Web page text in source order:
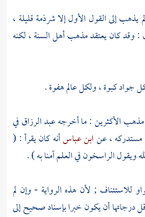
يذهب إلى القول الأول إلا شرذمة قليلة ،
: وقد كان يعتقد مذهب أهل السنة ، لكنه
جواد كبوة ، ولكل عالم هفوة .
الأكثرين : ما أخرجهعبد الرزاقفي
مستدركه ، عنابن عباسأنه كان يقرأ : (
ويقول الراسخون في العلم آمنا به ) .
للاستئناف ; لأن هذه الرواية - وإن لم
درجاتها أن يكون خبرا بإسناد صحيح إلى